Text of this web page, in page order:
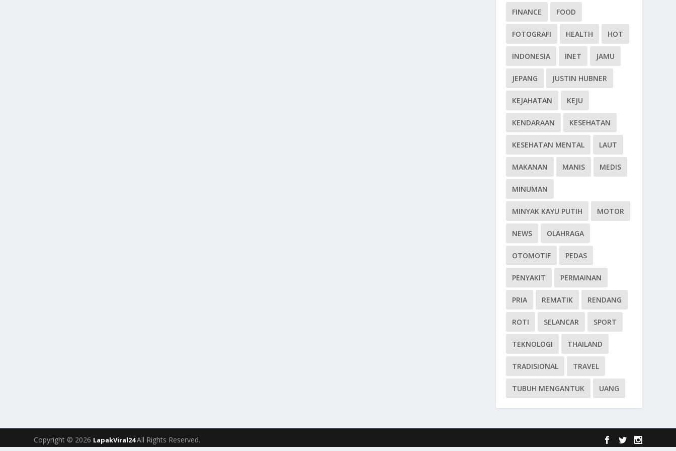
FINANCE FOOD
FOTOGRAFI HEALTH HOT
INDONESIA INET JAMU
JEPANG JUSTIN HUBNER
KEJAHATAN KEJU
KENDARAAN KESEHATAN
KESEHATAN MENTAL LAUT
MAKANAN MANIS MEDIS
MINUMAN
MINYAK KAYU PUTIH MOTOR
NEWS OLAHRAGA
OTOMOTIF PEDAS
PENYAKIT PERMAINAN
PRIA REMATIK RENDANG
ROTI SELANCAR SPORT
TEKNOLOGI THAILAND
TRADISIONAL TRAVEL
TUBUH MENGANTUK UANG
Copyright © 2026 LapakViral24All Rights Reserved.